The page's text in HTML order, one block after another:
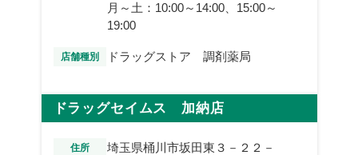
月～土：10:00～14:00、15:00～
19:00
店舗種別 ドラッグストア 調剤薬局
ドラッグセイムス 加納店
住所
埼玉県桶川市坂田東３－２２－